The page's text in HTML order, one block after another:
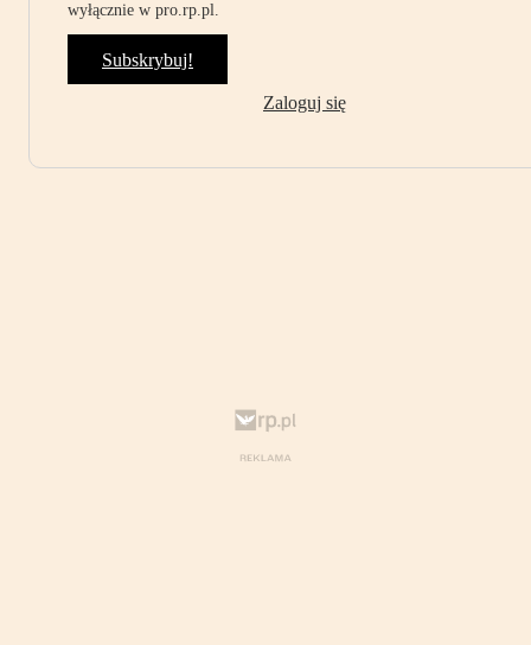
wyłącznie w pro.rp.pl.
Subskrybuj!
Zaloguj się